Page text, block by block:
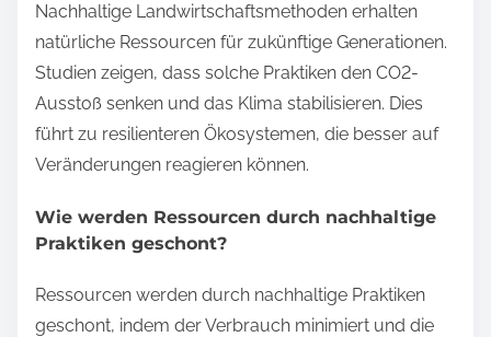
Nachhaltige Landwirtschaftsmethoden erhalten
natürliche Ressourcen für zukünftige Generationen.
Studien zeigen, dass solche Praktiken den CO2-
Ausstoß senken und das Klima stabilisieren. Dies
führt zu resilienteren Ökosystemen, die besser auf
Veränderungen reagieren können.
Wie werden Ressourcen durch nachhaltige
Praktiken geschont?
Ressourcen werden durch nachhaltige Praktiken
geschont, indem der Verbrauch minimiert und die